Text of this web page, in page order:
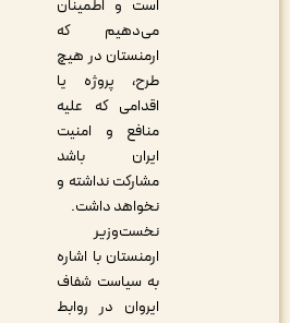
است و اطمینان
می‌دهیم که
ارمنستان در هیچ
طرح، پروژه یا
اقدامی که علیه
منافع و امنیت
ایران باشد
مشارکت نداشته و
نخواهد داشت.
نخست‌وزیر
ارمنستان با اشاره
به سیاست شفاف
ایروان در روابط